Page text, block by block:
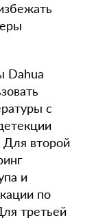
Dahua
с
Для второй
и
по
третьей